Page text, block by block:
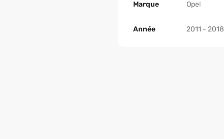
Marque Opel
Année 2011 - 2018